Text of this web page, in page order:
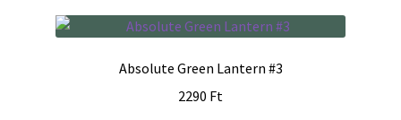
Absolute Green Lantern #3
2290 Ft